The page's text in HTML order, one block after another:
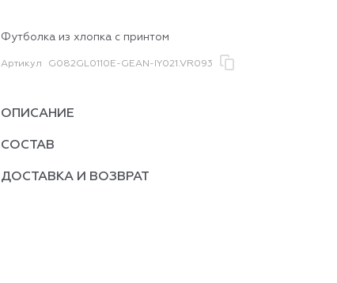
Футболка из хлопка с принтом
Артикул G082GL0110E-GEAN-IY021.VR093
ОПИСАНИЕ
СОСТАВ
ДОСТАВКА И ВОЗВРАТ